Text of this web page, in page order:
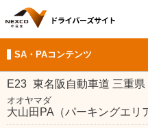
SA・PAコンテンツ
E23 東名阪自動車道 三重県
オオヤマダ
大山田PA（パーキングエリ